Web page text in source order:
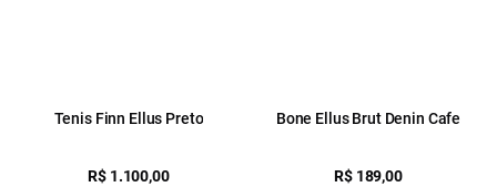
Tenis Finn Ellus Preto
R$ 1.100,00
Bone Ellus Brut Denin Cafe
R$ 189,00